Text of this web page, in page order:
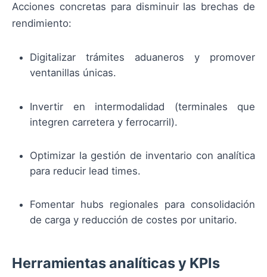
Acciones concretas para disminuir las brechas de
rendimiento:
Digitalizar trámites aduaneros y promover
ventanillas únicas.
Invertir en intermodalidad (terminales que
integren carretera y ferrocarril).
Optimizar la gestión de inventario con analítica
para reducir lead times.
Fomentar hubs regionales para consolidación
de carga y reducción de costes por unitario.
Herramientas analíticas y KPIs